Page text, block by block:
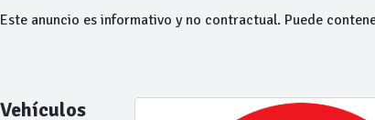
Este anuncio es informativo y no contractual. Puede
Vehículos